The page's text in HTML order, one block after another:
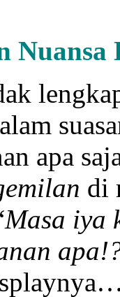
Nuansa
apa
di
Masa iya